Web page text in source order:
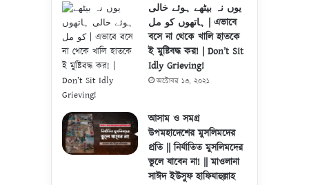
یوں نہ بیٹھے ہوئے خالی
ہاتھوں کو مل | এভাবে
বসে না থেকে খালি হাতকে
ই মুষ্টিবদ্ধ কর! | Don’t Sit
Idly Grieving!
অক্টোবর ১৩, ২০২১
আসাম ও সমগ্র
উপমহাদেশের মুসলিমদের
প্রতি || নির্যাতিত মুসলিমদের
ভুলে যাবেন না! || মাওলানা
সাঈদ ইউসুফ হাফিযাহুল্লাহ